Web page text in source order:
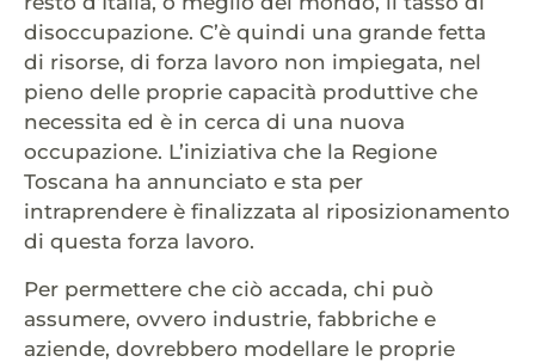
disoccupazione. C’è quindi una grande fetta
di risorse, di forza lavoro non impiegata, nel
pieno delle proprie capacità produttive che
necessita ed è in cerca di una nuova
occupazione. L’iniziativa che la Regione
Toscana ha annunciato e sta per
intraprendere è finalizzata al riposizionamento
di questa forza lavoro.
Per permettere che ciò accada, chi può
assumere, ovvero industrie, fabbriche e
aziende, dovrebbero modellare le proprie